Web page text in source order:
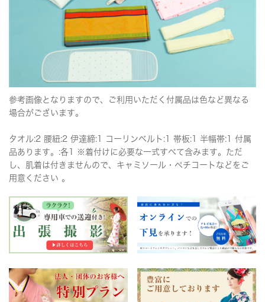
参考画像となりますので、ご利用いただく付属品は色など異なる
場合がございます。
タオル:2 腰紐:2 伊達締:1 コーリンベルト:1 帯板:1 半幅帯:1 付属
品あります。:各1 ※着付けに必要な一式すべて含みます。ただ
し、肌着は付きませんので、キャミソール・ペチコートなどをご
用意ください 。